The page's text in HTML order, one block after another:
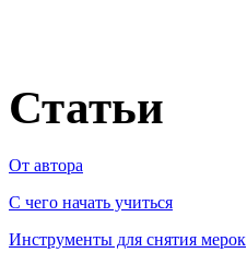
Статьи
От автора
C чего начать учиться
Инструменты для снятия мерок